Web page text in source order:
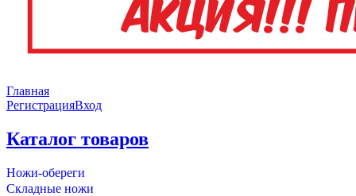
Главная
РегистрацияВход
Каталог товаров
Ножи-обереги
Складные ножи